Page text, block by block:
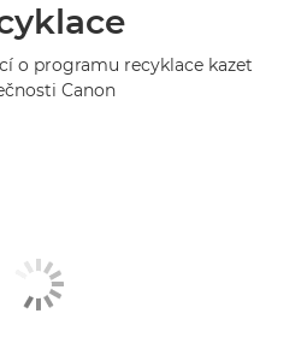
o programu recyklace kazet
Canon